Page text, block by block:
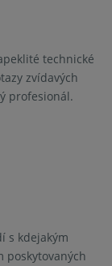
technické
zvídavých
profesionál.
s kdejakým
poskytovaných